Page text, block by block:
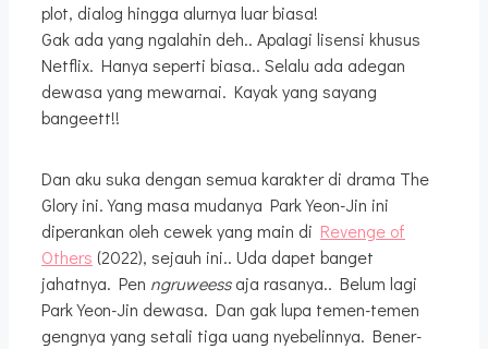
plot, dialog hingga alurnya luar biasa!
Gak ada yang ngalahin deh.. Apalagi lisensi khusus
Netflix. Hanya seperti biasa.. Selalu ada adegan
dewasa yang mewarnai. Kayak yang sayang
bangeett!!
Dan aku suka dengan semua karakter di drama The
Glory ini. Yang masa mudanya Park Yeon-Jin ini
diperankan oleh cewek yang main di Revenge of
Others (2022), sejauh ini.. Uda dapet banget
jahatnya. Pen ngruweessaja rasanya.. Belum lagi
Park Yeon-Jin dewasa. Dan gak lupa temen-temen
gengnya yang setali tiga uang nyebelinnya. Bener-